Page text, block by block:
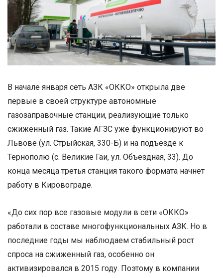
В начале января сеть АЗК «ОККО» открыла две
первые в своей структуре автономные
газозаправочные станции, реализующие только
сжиженный газ. Такие АГЗС уже функционируют во
Львове (ул. Стрыйская, 330-Б) и на подъезде к
Тернополю (с. Великие Гаи, ул. Объездная, 33). До
конца месяца третья станция такого формата начнет
работу в Кировограде.
«До сих пор все газовые модули в сети «ОККО»
работали в составе многофункциональных АЗК. Но в
последние годы мы наблюдаем стабильный рост
спроса на сжиженный газ, особенно он
активизировался в 2015 году. Поэтому в компании